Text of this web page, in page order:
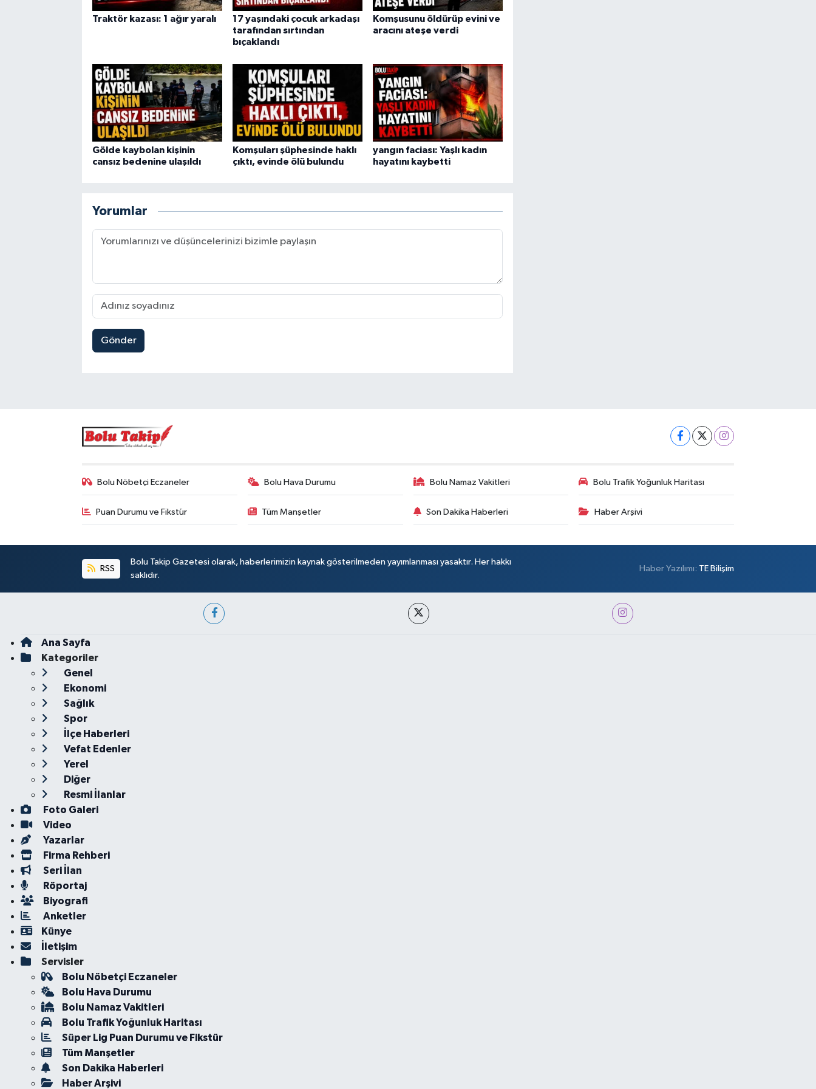
Traktör kazası: 1 ağır yaralı
17 yaşındaki çocuk arkadaşı
tarafından sırtından
bıçaklandı
Komşusunu öldürüp evini ve
aracını ateşe verdi
Gölde kaybolan kişinin
cansız bedenine ulaşıldı
Komşuları şüphesinde haklı
çıktı, evinde ölü bulundu
yangın faciası: Yaşlı kadın
hayatını kaybetti
Yorumlar
Gönder
Bolu Nöbetçi Eczaneler Bolu Hava Durumu Bolu Namaz Vakitleri Bolu Trafik Yoğunluk Haritası
Puan Durumu ve Fikstür Tüm Manşetler Son Dakika Haberleri Haber Arşivi
RSS
Bolu Takip Gazetesi olarak, haberlerimizin kaynak gösterilmeden yayımlanması yasaktır. Her hakkı
saklıdır.
Haber Yazılımı: TE Bilişim
Ana Sayfa
Kategoriler
Genel
Ekonomi
Sağlık
Spor
İlçe Haberleri
Vefat Edenler
Yerel
Diğer
Resmi İlanlar
Foto Galeri
Video
Yazarlar
Firma Rehberi
Seri İlan
Röportaj
Biyografi
Anketler
Künye
İletişim
Servisler
Bolu Nöbetçi Eczaneler
Bolu Hava Durumu
Bolu Namaz Vakitleri
Bolu Trafik Yoğunluk Haritası
Süper Lig Puan Durumu ve Fikstür
Tüm Manşetler
Son Dakika Haberleri
Haber Arşivi